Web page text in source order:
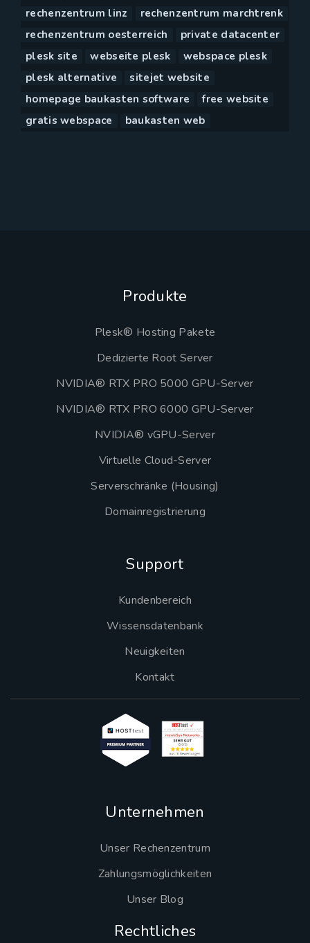
rechenzentrum linz
rechenzentrum marchtrenk
rechenzentrum oesterreich
private datacenter
plesk site
webseite plesk
webspace plesk
plesk alternative
sitejet website
homepage baukasten software
free website
gratis webspace
baukasten web
Produkte
Plesk® Hosting Pakete
Dedizierte Root Server
NVIDIA® RTX PRO 5000 GPU-Server
NVIDIA® RTX PRO 6000 GPU-Server
NVIDIA® vGPU-Server
Virtuelle Cloud-Server
Serverschränke (Housing)
Domainregistrierung
Support
Kundenbereich
Wissensdatenbank
Neuigkeiten
Kontakt
Unternehmen
Unser Rechenzentrum
Zahlungsmöglichkeiten
Unser Blog
Rechtliches